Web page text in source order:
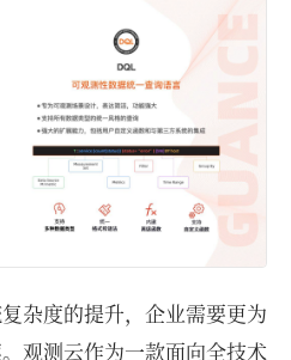
杂度的提升，企业需要更为
观测云作为一款面向全技术